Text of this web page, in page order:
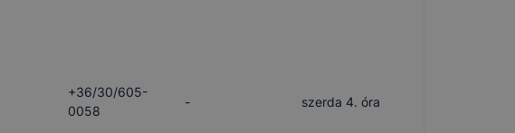
+36/30/605-
0058
- szerda 4. óra